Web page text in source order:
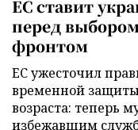
ЕС ставит
перед
фронтом
ЕС ужесточил
временной
возраста: теперь
избежавшим